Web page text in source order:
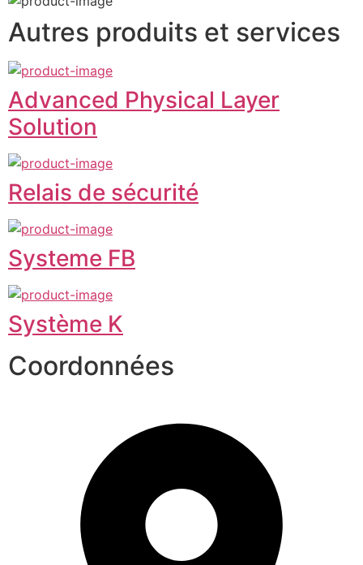
Autres produits et services
Advanced Physical Layer
Solution
Relais de sécurité
Systeme FB
Système K
Coordonnées